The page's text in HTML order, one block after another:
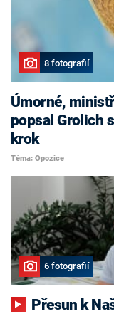
8 fotografií
Úmorné,
popsal Grolich
krok
Téma: Opozice
6 fotografií